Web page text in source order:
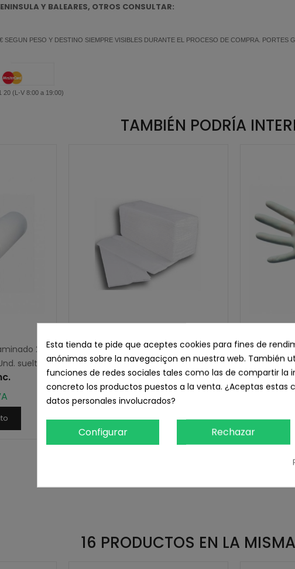
Y BALEARES, OTROS CONSULTAR:
SEGUN PESO Y DESTINO SIEMPRE VISIBLES DURANTE EL PROCESO DE COMPRA. PORTES
20 (L-V 8:00 a 19:00)
TAMBIÉN PODRÍA
2
sueltas
Recambio Toallitas Zig-Zag, 4.000
und
21,30 € IVA inc.
17,60 € sin IVA
Añadir Al Carrito
Guantes
16 PRODUCTOS EN LA
Esta tienda te pide que aceptes cookies para fines de
anónimas sobre la navegaciçon en nuestra web. También
funciones de redes sociales tales como las de compartir la
concreto los productos puestos a la venta. ¿Aceptas estas
datos personales involucrados?
Configurar Rechazar